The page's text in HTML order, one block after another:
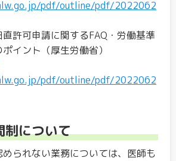
pdf/outline/pdf/2022062
直許可申請に関するFAQ・労働基準
イント（厚生労働省）
pdf/outline/pdf/2022062
制について
られない業務については、医師も